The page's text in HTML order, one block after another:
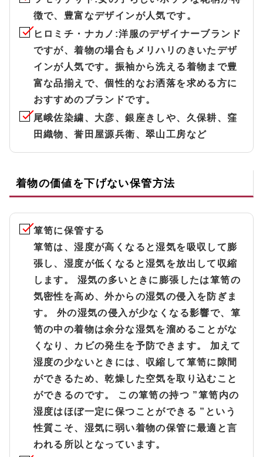
徴で、豊富なデザインが人気です。
ヒロミチ・ナカノ :洋服のデザイナーブランド
ですが、着物の場合もメリハリのきいたデザ
インが人気です。振袖から洗える着物まで豊
富な品揃えで、個性的なお洒落を求める方に
おすすめのブランドです。
尾峨佐染繍、大彦、銀座きしや、久保耕、窪
田織物、誉田屋源兵衛、翠山工房など
着物の価値を下げない保管方法
箪笥に保管する
箪笥は、湿度が高くなると湿気を吸収して膨
張し、湿度が低くなると湿気を放出して収縮
します。 湿気の多いときに膨張したは箪笥の
気密性を高め、外からの湿気の侵入を防ぎま
す。 外の湿気の侵入が少なくなる影響で、箪
笥の中の着物は余分な湿気を溜めることがな
くなり、カビの発生を予防できます。 加えて
湿度の少ないときには、収縮して箪笥に隙間
ができるため、乾燥した空気を取り込むこと
ができるのです。 この箪笥の持つ ”箪笥内の
湿度はほぼ一定に保つことができる ”という
性質こそ、湿気に弱い着物の保管に最適と言
われる所以となっています。